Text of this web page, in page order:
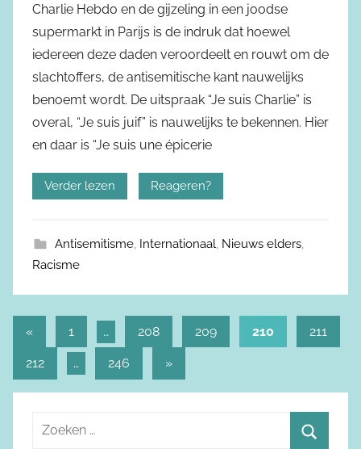
Charlie Hebdo en de gijzeling in een joodse
supermarkt in Parijs is de indruk dat hoewel
iedereen deze daden veroordeelt en rouwt om de
slachtoffers, de antisemitische kant nauwelijks
benoemt wordt. De uitspraak “Je suis Charlie” is
overal, “Je suis juif” is nauwelijks te bekennen. Hier
en daar is “Je suis une épicerie
Verder lezen Reageren?
Antisemitisme, Internationaal, Nieuws elders,
Racisme
Berichtnavigatie
« Vorige
berichten
1 … 208 209 210 211
212 … 246
Volgende
»